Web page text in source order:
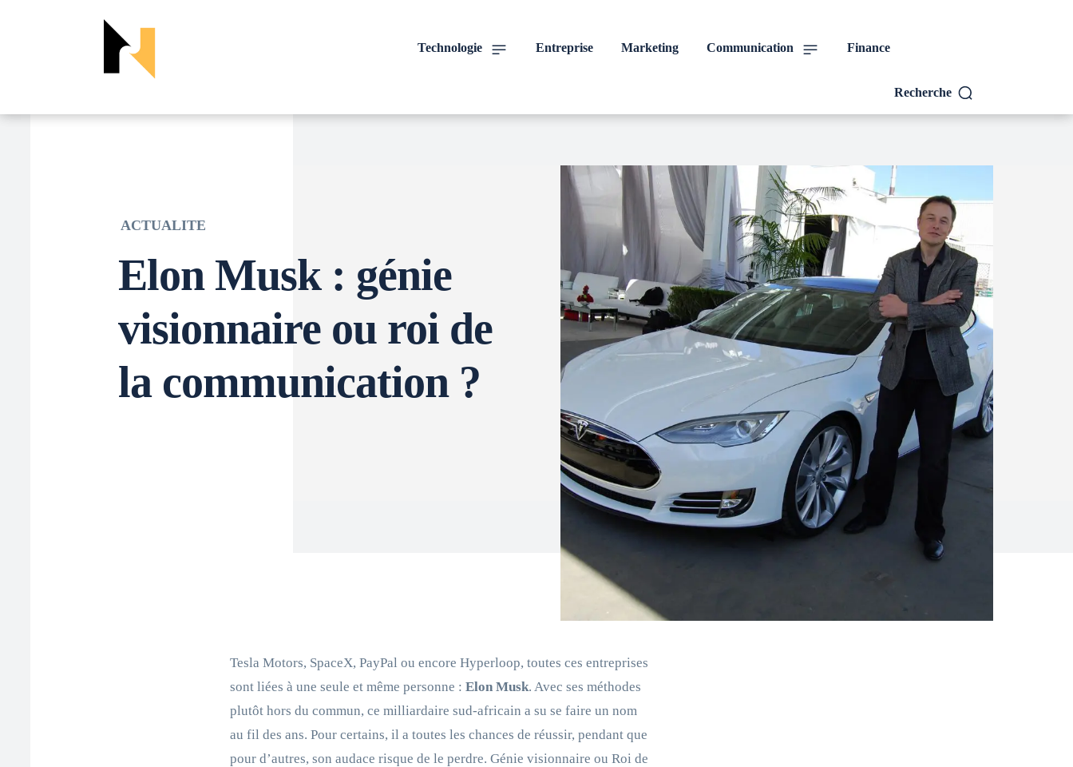
Technologie Entreprise Marketing Communication Finance
Recherche
ACTUALITE
Elon Musk : génie
visionnaire ou roi de
la communication ?
Tesla Motors, SpaceX, PayPal ou encore Hyperloop, toutes ces entreprises
sont liées à une seule et même personne : Elon Musk. Avec ses méthodes
plutôt hors du commun, ce milliardaire sud-africain a su se faire un nom
au fil des ans. Pour certains, il a toutes les chances de réussir, pendant que
pour d’autres, son audace risque de le perdre. Génie visionnaire ou Roi de